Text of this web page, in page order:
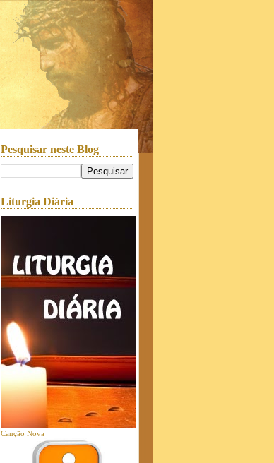
Pesquisar neste Blog
Liturgia Diária
Canção Nova